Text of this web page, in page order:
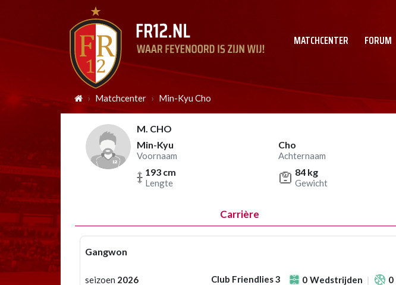
MATCHCENTER FORUM
Matchcenter Min-Kyu Cho
M. CHO
Min-Kyu
Voornaam
Cho
Achternaam
193 cm
Lengte
84 kg
Gewicht
Carrière
Gangwon
seizoen 2026 Club Friendlies 3 0 Wedstrijden 0